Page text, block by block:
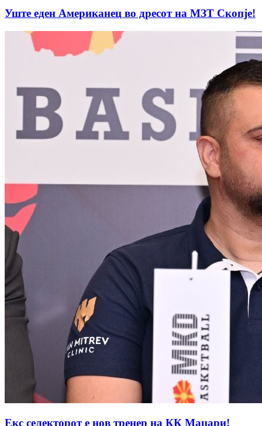
Уште еден Американец во дресот на МЗТ Скопје!
Екс селекторот е нов тренер на КК Маџари!